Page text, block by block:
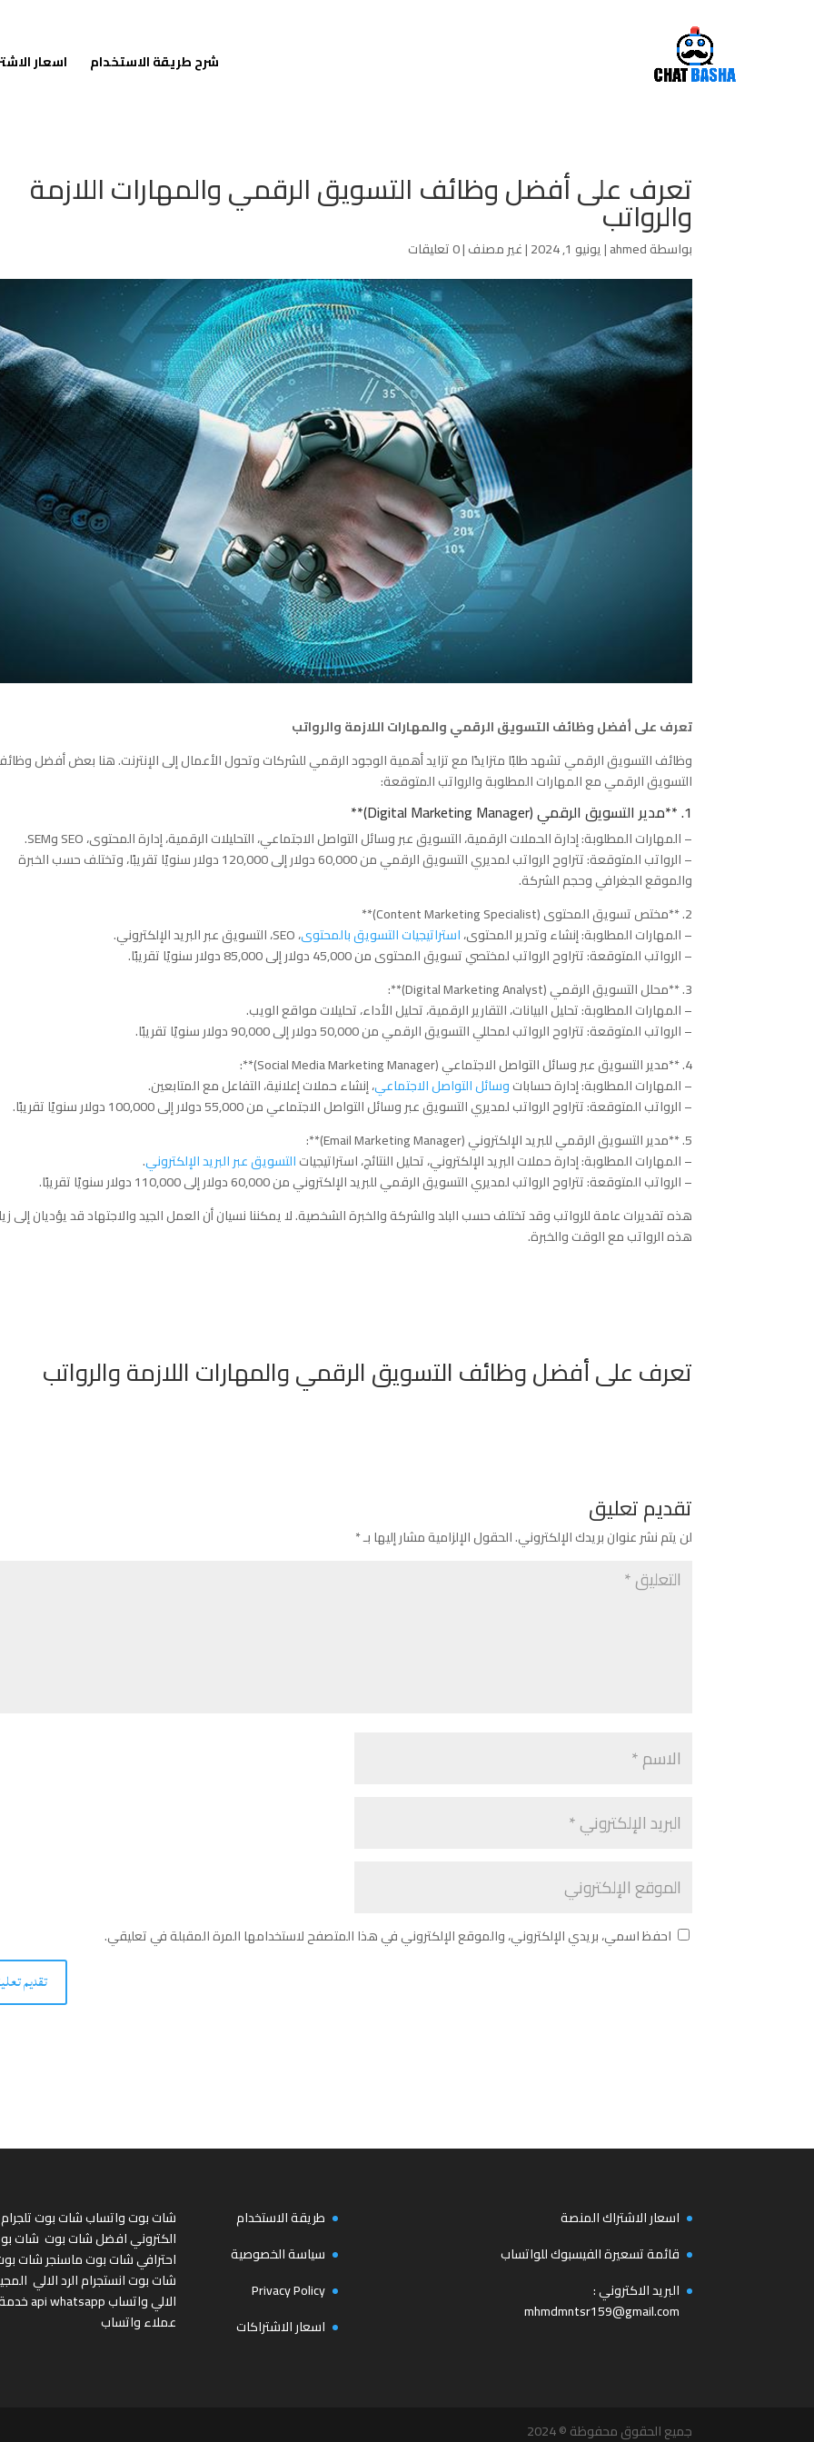
شرح طريقة الاستخدام اسعار
تعرف على أفضل وظائف التسويق الرقمي والمهارات اللازمة
والرواتب
بواسطةahmed
|يونيو 1, 2024 |غير مصنف|0 تعليقات
تعرف على أفضل وظائف التسويق الرقمي والمهارات اللازمة والرواتب
وظائف التسويق الرقمي تشهد طلبًا متزايدًا مع تزايد أهمية الوجود الرقمي للشركات وتحول الأعمال إلى الإنترنت. هنا بعض أفضل
التسويق الرقمي مع المهارات المطلوبة والرواتب المتوقعة:
1. **مدير التسويق الرقمي (Digital Marketing Manager)**
– المهارات المطلوبة: إدارة الحملات الرقمية، التسويق عبر وسائل التواصل الاجتماعي، التحليلات الرقمية، إدارة المحتوى، SEO وSEM.
– الرواتب المتوقعة: تتراوح الرواتب لمديري التسويق الرقمي من 60,000 دولار إلى 120,000 دولار سنويًا تقريبًا، وتختلف حسب الخبرة
والموقع الجغرافي وحجم الشركة.
2. **مختص تسويق المحتوى (Content Marketing Specialist)**
– المهارات المطلوبة: إنشاء وتحرير المحتوى،استراتيجيات التسويق بالمحتوى، SEO، التسويق عبر البريد الإلكتروني.
– الرواتب المتوقعة: تتراوح الرواتب لمختصي تسويق المحتوى من 45,000 دولار إلى 85,000 دولار سنويًا تقريبًا.
3. **محلل التسويق الرقمي (Digital Marketing Analyst)**:
– المهارات المطلوبة: تحليل البيانات، التقارير الرقمية، تحليل الأداء، تحليلات مواقع الويب.
– الرواتب المتوقعة: تتراوح الرواتب لمحللي التسويق الرقمي من 50,000 دولار إلى 90,000 دولار سنويًا تقريبًا.
4. **مدير التسويق عبر وسائل التواصل الاجتماعي (Social Media Marketing Manager)**:
– المهارات المطلوبة: إدارة حساباتوسائل التواصل الاجتماعي، إنشاء حملات إعلانية، التفاعل مع المتابعين.
– الرواتب المتوقعة: تتراوح الرواتب لمديري التسويق عبر وسائل التواصل الاجتماعي من 55,000 دولار إلى 100,000 دولار سنويًا تقريبًا.
5. **مدير التسويق الرقمي للبريد الإلكتروني (Email Marketing Manager)**:
– المهارات المطلوبة: إدارة حملات البريد الإلكتروني، تحليل النتائج، استراتيجياتالتسويق عبر البريد الإلكتروني.
– الرواتب المتوقعة: تتراوح الرواتب لمديري التسويق الرقمي للبريد الإلكتروني من 60,000 دولار إلى 110,000 دولار سنويًا تقريبًا.
هذه تقديرات عامة للرواتب وقد تختلف حسب البلد والشركة والخبرة الشخصية. لا يمكننا نسيان أن العمل الجيد والاجتهاد قد يؤديان إلى
هذه الرواتب مع الوقت والخبرة.
تعرف على أفضل وظائف التسويق الرقمي والمهارات اللازمة والرواتب
تقديم تعليق
لن يتم نشر عنوان بريدك الإلكتروني.الحقول الإلزامية مشار إليها بـ*
احفظ اسمي، بريدي الإلكتروني، والموقع الإلكتروني في هذا المتصفح لاستخدامها المرة المقبلة في تعليقي.
شات بوت واتسابشات بوت تلجرام
الكترونيافضل شات بوت شات
احترافيشات بوت ماسنجرشات
شات بوت انستجرامالرد الالي
الالي واتسابapi whatsapp
عملاء واتساب
طريقة الاستخدام
سياسة الخصوصية
Privacy Policy
اسعار الاشتراكات
اسعار الاشتراك المنصة
قائمة تسعيرة الفيسبوك للواتساب
البريد الاكتروني :
mhmdmntsr159@gmail.com
جميع الحقوق محفوظة © 2024